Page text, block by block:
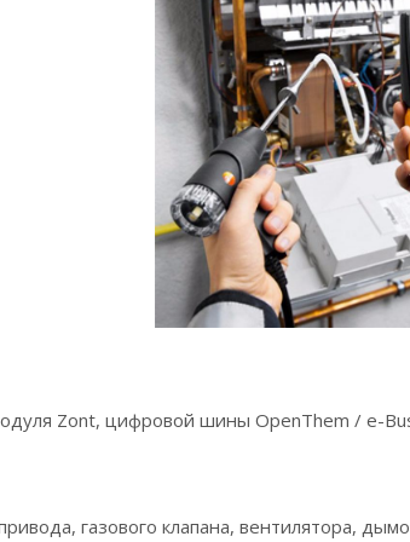
Zont, цифровой шины OpenThem / e-
газового клапана, вентилятора,